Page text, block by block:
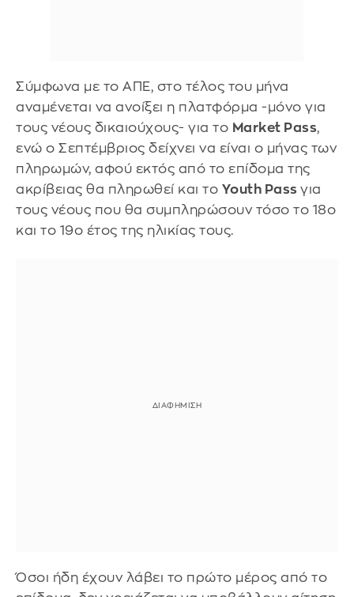
Σύμφωνα με το ΑΠΕ, στο τέλος του μήνα
αναμένεται να ανοίξει η πλατφόρμα -μόνο για
τους νέους δικαιούχους- για το Μarket Pass,
ενώ ο Σεπτέμβριος δείχνει να είναι ο μήνας των
πληρωμών, αφού εκτός από το επίδομα της
ακρίβειας θα πληρωθεί και το Youth Pass για
τους νέους που θα συμπληρώσουν τόσο το 18ο
και το 19ο έτος της ηλικίας τους.
Όσοι ήδη έχουν λάβει το πρώτο μέρος από το